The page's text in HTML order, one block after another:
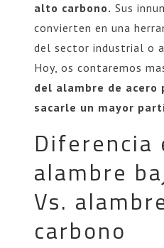
alto carbono. Sus
convierten en una
del sector industrial o
Hoy, os contaremos
del alambre de acero
sacarle un mayor
Diferencia
alambre
Vs.
carbono